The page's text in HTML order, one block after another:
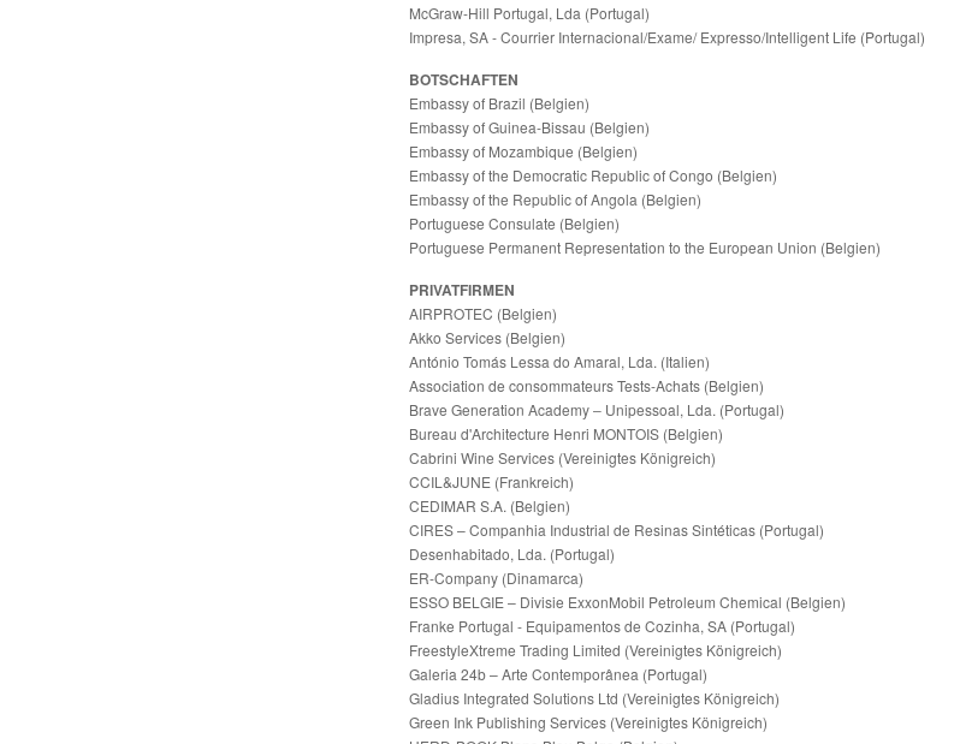
McGraw-Hill Portugal, Lda (Portugal)
Impresa, SA - Courrier Internacional/Exame/ Expresso/Intelligent Life (Portugal)
BOTSCHAFTEN
Embassy of Brazil (Belgien)
Embassy of Guinea-Bissau (Belgien)
Embassy of Mozambique (Belgien)
Embassy of the Democratic Republic of Congo (Belgien)
Embassy of the Republic of Angola (Belgien)
Portuguese Consulate (Belgien)
Portuguese Permanent Representation to the European Union (Belgien)
PRIVATFIRMEN
AIRPROTEC (Belgien)
Akko Services (Belgien)
António Tomás Lessa do Amaral, Lda. (Italien)
Association de consommateurs Tests-Achats (Belgien)
Brave Generation Academy ‒ Unipessoal, Lda. (Portugal)
Bureau d'Architecture Henri MONTOIS (Belgien)
Cabrini Wine Services (Vereinigtes Königreich)
CCIL&JUNE (Frankreich)
CEDIMAR S.A. (Belgien)
CIRES – Companhia Industrial de Resinas Sintéticas (Portugal)
Desenhabitado, Lda. (Portugal)
ER-Company (Dinamarca)
ESSO BELGIE – Divisie ExxonMobil Petroleum Chemical (Belgien)
Franke Portugal - Equipamentos de Cozinha, SA (Portugal)
FreestyleXtreme Trading Limited (Vereinigtes Königreich)
Galeria 24b – Arte Contemporânea (Portugal)
Gladius Integrated Solutions Ltd (Vereinigtes Königreich)
Green Ink Publishing Services (Vereinigtes Königreich)